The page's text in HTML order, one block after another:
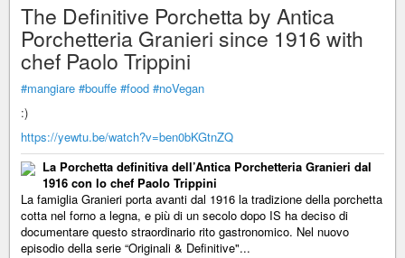
The Definitive Porchetta by Antica
Porchetteria Granieri since 1916 with
chef Paolo Trippini
#mangiare #bouffe #food #noVegan
:)
https://yewtu.be/watch?v=ben0bKGtnZQ
La Porchetta definitiva dell’Antica Porchetteria Granieri dal
1916 con lo chef Paolo Trippini
La famiglia Granieri porta avanti dal 1916 la tradizione della porchetta
cotta nel forno a legna, e più di un secolo dopo IS ha deciso di
documentare questo straordinario rito gastronomico. Nel nuovo
episodio della serie “Originali & Definitive"...